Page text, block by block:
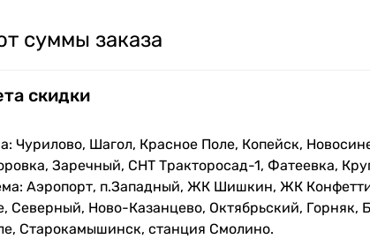
суммы заказа
скидки
Чурилово, Шагол, Красное Поле, Копейск,
Заречный, СНТ Тракторосад-1, Фатеевка,
Аэропорт, п.Западный, ЖК Шишкин, ЖК
Северный, Ново-Казанцево, Октябрьский, Горняк,
Старокамышинск, станция Смолино.